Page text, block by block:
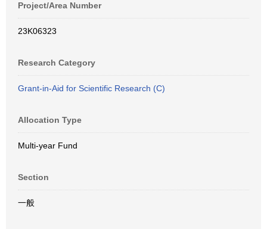
Project/Area Number
23K06323
Research Category
Grant-in-Aid for Scientific Research (C)
Allocation Type
Multi-year Fund
Section
一般